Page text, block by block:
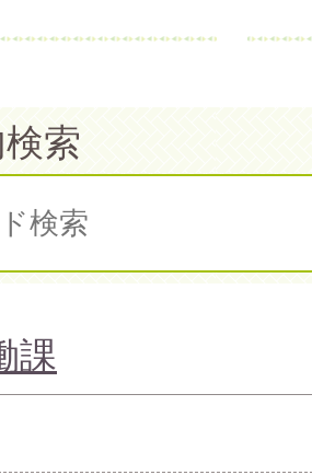
索
課